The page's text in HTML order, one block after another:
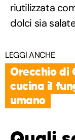
riutilizzata
dolci sia
LEGGI ANCHE
Orecchio di
cucina il
umano